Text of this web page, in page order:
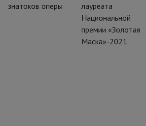
знатоков оперы
лауреата
Национальной
премии «Золотая
Маска»-2021